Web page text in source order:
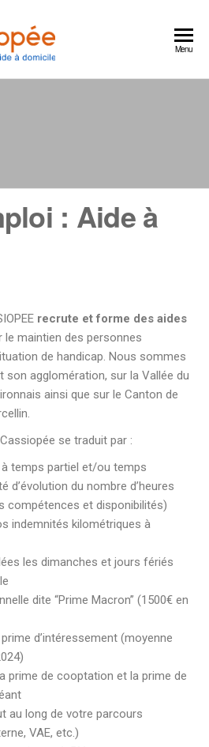
Cassiopée
l'association
quotidien
vous
Menu
: Aide à
recrute et forme des aides
le maintien des personnes
de handicap. Nous sommes
son agglomération, sur la Vallée du
ainsi que sur le Canton de
se traduit par :
temps partiel et/ou temps
d’évolution du nombre d’heures
compétences et disponibilités)
indemnités kilométriques à
les dimanches et jours fériés
dite “Prime Macron” (1500€ en
d’intéressement (moyenne
prime de cooptation et la prime de
au long de votre parcours
VAE, etc.)